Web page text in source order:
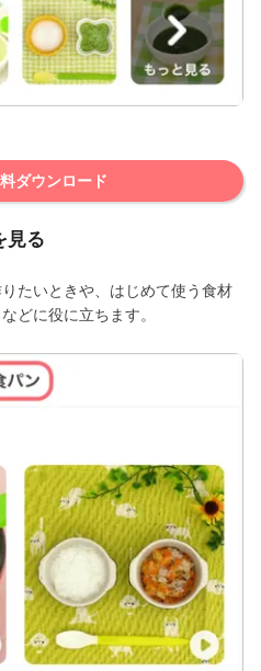
ダウンロード
見る
たいときや、はじめて使う食材
どに役に立ちます。